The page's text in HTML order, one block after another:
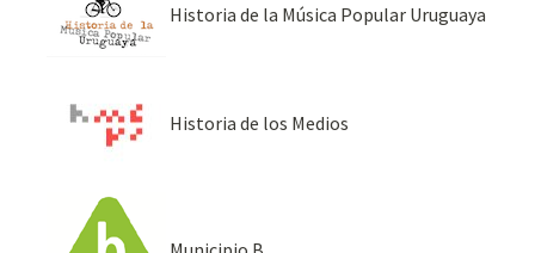
Historia de la Música Popular Uruguaya
Historia de los Medios